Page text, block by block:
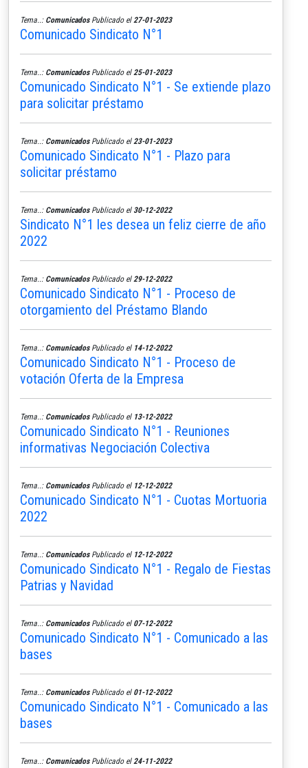
Tema..: ComunicadosPublicado el 27-01-2023
Comunicado Sindicato N°1
Tema..: ComunicadosPublicado el 25-01-2023
Comunicado Sindicato N°1 - Se extiende plazo
para solicitar préstamo
Tema..: ComunicadosPublicado el 23-01-2023
Comunicado Sindicato N°1 - Plazo para
solicitar préstamo
Tema..: ComunicadosPublicado el 30-12-2022
Sindicato N°1 les desea un feliz cierre de año
2022
Tema..: ComunicadosPublicado el 29-12-2022
Comunicado Sindicato N°1 - Proceso de
otorgamiento del Préstamo Blando
Tema..: ComunicadosPublicado el 14-12-2022
Comunicado Sindicato N°1 - Proceso de
votación Oferta de la Empresa
Tema..: ComunicadosPublicado el 13-12-2022
Comunicado Sindicato N°1 - Reuniones
informativas Negociación Colectiva
Tema..: ComunicadosPublicado el 12-12-2022
Comunicado Sindicato N°1 - Cuotas Mortuoria
2022
Tema..: ComunicadosPublicado el 12-12-2022
Comunicado Sindicato N°1 - Regalo de Fiestas
Patrias y Navidad
Tema..: ComunicadosPublicado el 07-12-2022
Comunicado Sindicato N°1 - Comunicado a las
bases
Tema..: ComunicadosPublicado el 01-12-2022
Comunicado Sindicato N°1 - Comunicado a las
bases
Tema..: ComunicadosPublicado el 24-11-2022